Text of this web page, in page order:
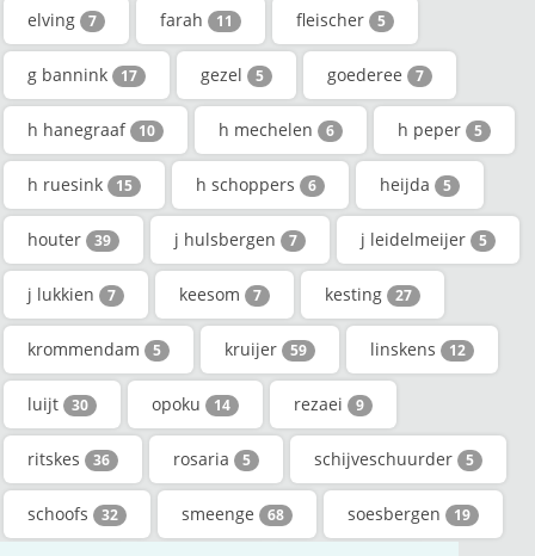
elving 7 farah 11 fleischer 5
g bannink 17 gezel 5 goederee 7
h hanegraaf 10 h mechelen 6 h peper 5
h ruesink 15 h schoppers 6 heijda 5
houter 39 j hulsbergen 7 j leidelmeijer 5
j lukkien 7 keesom 7 kesting 27
krommendam 5 kruijer 59 linskens 12
luijt 30 opoku 14 rezaei 9
ritskes 36 rosaria 5 schijveschuurder 5
schoofs 32 smeenge 68 soesbergen 19